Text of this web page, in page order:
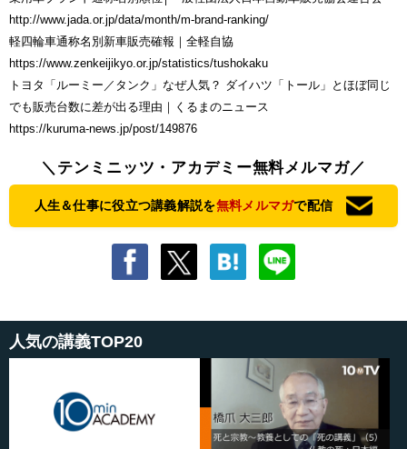
http://www.jada.or.jp/data/month/m-brand-ranking/
軽四輪車通称名別新車販売確報｜全軽自協
https://www.zenkeijikyo.or.jp/statistics/tushokaku
トヨタ「ルーミー／タンク」なぜ人気？ ダイハツ「トール」とほぼ同じ
でも販売台数に差が出る理由｜くるまのニュース
https://kuruma-news.jp/post/149876
＼テンミニッツ・アカデミー無料メルマガ／
人生＆仕事に役立つ講義解説を無料メルマガで配信
人気の講義TOP20